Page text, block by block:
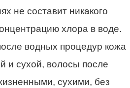
не составит никакого
хлора в воде.
водных процедур кожа
и сухой, волосы после
сухими, без